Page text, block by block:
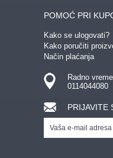
POMOĆ PRI
Kako se ulogovati?
Kako poručiti
Način plaćanja
Radno
0114044080
PRIJAVITE